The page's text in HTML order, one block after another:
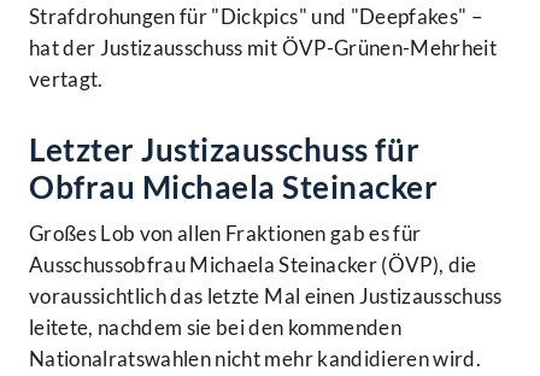
Strafdrohungen für "Dickpics" und "Deepfakes" –
hat der Justizausschuss mit ÖVP-Grünen-Mehrheit
vertagt.
Letzter Justizausschuss für
Obfrau Michaela Steinacker
Großes Lob von allen Fraktionen gab es für
Ausschussobfrau Michaela Steinacker (ÖVP), die
voraussichtlich das letzte Mal einen Justizausschuss
leitete, nachdem sie bei den kommenden
Nationalratswahlen nicht mehr kandidieren wird.